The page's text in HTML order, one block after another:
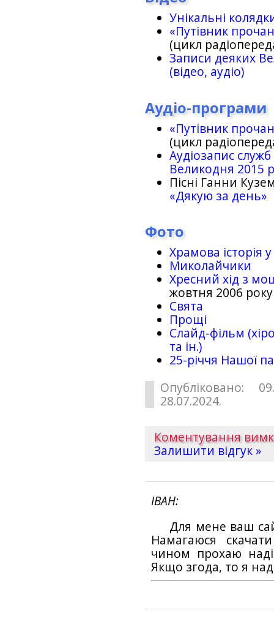
Унікальні
«Путівник
(цикл
Записи деяких
(відео, аудіо)
Аудіо-програми
«Путівник
(цикл
Аудіозапис
Великодня 2015
Пісні Ганни
«Дякую за день»
Фото
Храмова історія
Миколайчики
Хресний хід з
жовтня 2006 року
Свята
Прощі
Слайд-фільм
та ін.)
25-рiччя Нашої
Опубліковано:
28.07.2024.
Коментування
Залишити відгук »
ІВАН
Для мене ваш
Намагаюся
чином прохаю
Якщо згода, то я